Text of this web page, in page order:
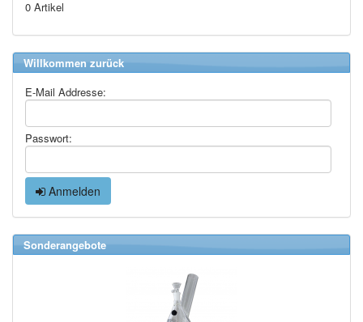
0 Artikel
Willkommen zurück
E-Mail Addresse:
Passwort:
Anmelden
Sonderangebote